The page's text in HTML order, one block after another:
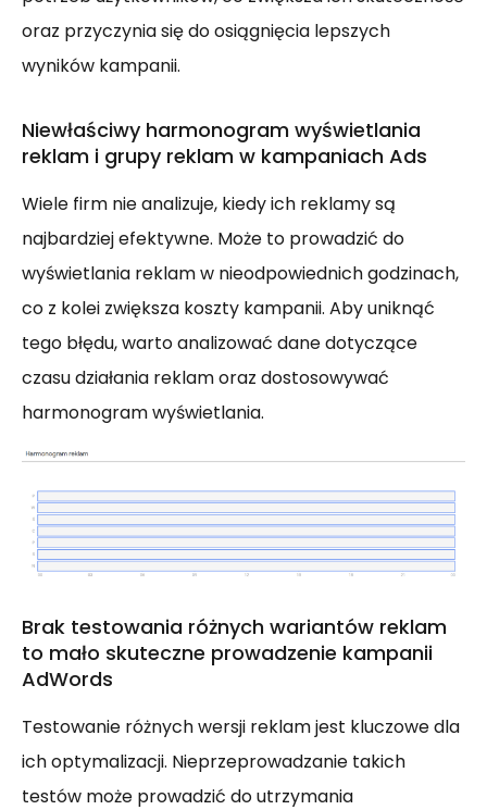
oraz przyczynia się do osiągnięcia lepszych
wyników kampanii.
Niewłaściwy harmonogram wyświetlania
reklam i grupy reklam w kampaniach Ads
Wiele firm nie analizuje, kiedy ich reklamy są
najbardziej efektywne. Może to prowadzić do
wyświetlania reklam w nieodpowiednich godzinach,
co z kolei zwiększa koszty kampanii. Aby uniknąć
tego błędu, warto analizować dane dotyczące
czasu działania reklam oraz dostosowywać
harmonogram wyświetlania.
Brak testowania różnych wariantów reklam
to mało skuteczne prowadzenie kampanii
AdWords
Testowanie różnych wersji reklam jest kluczowe dla
ich optymalizacji. Nieprzeprowadzanie takich
testów może prowadzić do utrzymania